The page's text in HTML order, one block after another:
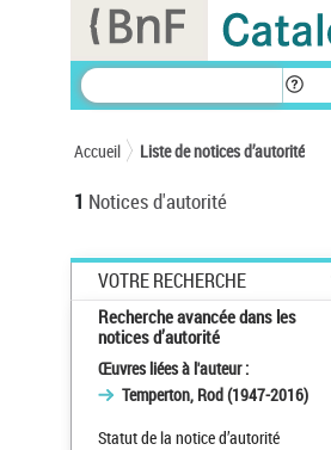
Accueil Liste de notices d’autorité
1 Notices d'autorité
VOTRE RECHERCHE
Recherche avancée dans les
notices d’autorité
Œuvres liées à l'auteur :
Temperton, Rod (1947-2016)
Statut de la notice d’autorité
Panneau de gestion des cookies